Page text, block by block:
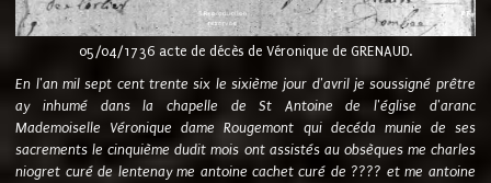
05/04/1736 acte de décès de Véronique de GRENAUD.
En l'an mil sept cent trente six le sixième jour d'avril je soussigné prêtre
ay inhumé dans la chapelle de St Antoine de l'église d'aranc
Mademoiselle Véronique dame Rougemont qui decéda munie de ses
sacrements le cinquième dudit mois ont assistés au obsèques me charles
niogret curé de lentenay me antoine cachet curé de ???? et me antoine